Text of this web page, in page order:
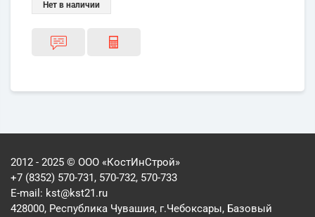
Нет в наличии
2012 - 2025 © ООО «КостИнСтрой»
+7 (8352) 570-731, 570-732, 570-733
E-mail: kst@kst21.ru
428000, Республика Чувашия, г.Чебоксары, Базовый